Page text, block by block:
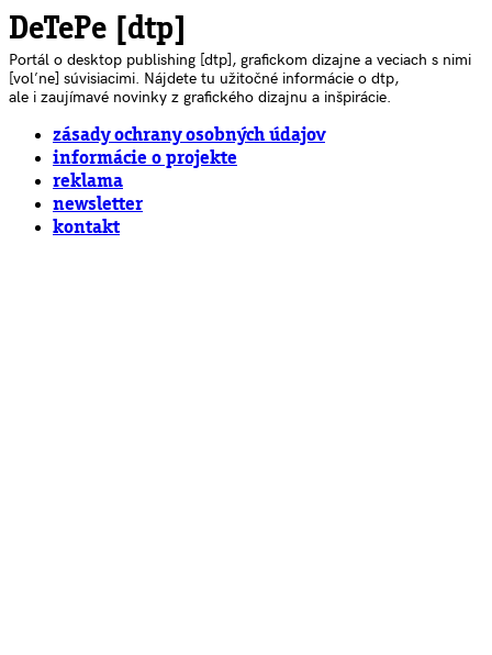
DeTePe [dtp]
Portál o desktop publishing [dtp], grafickom dizajne a veciach s nimi
[voľne] súvisiacimi. Nájdete tu užitočné informácie o dtp,
ale i zaujímavé novinky z grafického dizajnu a inšpirácie.
zásady ochrany osobných údajov
informácie o projekte
reklama
newsletter
kontakt